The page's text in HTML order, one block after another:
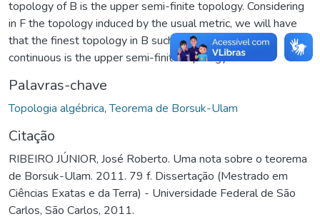
topology of B is the upper semi-finite topology. Considering
in F the topology induced by the usual metric, we will have
that the finest topology in B such that the map B is
continuous is the upper semi-finite topology.
Palavras-chave
Topologia algébrica,Teorema de Borsuk-Ulam
Citação
RIBEIRO JÚNIOR, José Roberto. Uma nota sobre o teorema
de Borsuk-Ulam. 2011. 79 f. Dissertação (Mestrado em
Ciências Exatas e da Terra) - Universidade Federal de São
Carlos, São Carlos, 2011.